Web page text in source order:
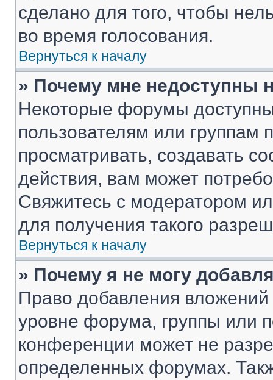
сделано для того, чтобы
во время голосования.
Вернуться к началу
» Почему мне недоступны
Некоторые форумы
пользователям или группам
просматривать, создавать
действия, вам может
Свяжитесь с модератором
для получения такого
Вернуться к началу
» Почему я не могу
Право добавления
уровне форума, группы или
конференции может не
определенных форумах.